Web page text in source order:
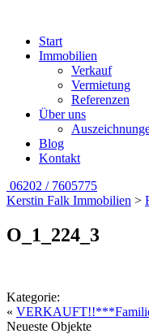
Start
Immobilien
Verkauf
Vermietung
Referenzen
Über uns
Blog
Kontakt
06202 / 7605775
Kerstin Falk Immobilien >
O_1_224_3
Kategorie:
«
Neueste Objekte